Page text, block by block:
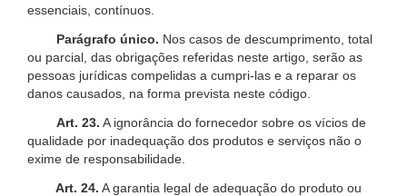
essenciais, contínuos.
Parágrafo único. Nos casos de descumprimento, total
ou parcial, das obrigações referidas neste artigo, serão as
pessoas jurídicas compelidas a cumpri-las e a reparar os
danos causados, na forma prevista neste código.
Art. 23. A ignorância do fornecedor sobre os vícios de
qualidade por inadequação dos produtos e serviços não o
exime de responsabilidade.
Art. 24. A garantia legal de adequação do produto ou